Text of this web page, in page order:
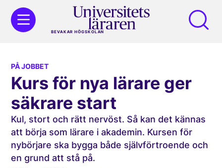
BEVAKAR HÖGSKOLAN
PÅ JOBBET
Kurs för nya lärare ger
säkrare start
Kul, stort och rätt nervöst. Så kan det kännas
att börja som lärare i akademin. Kursen för
nybörjare ska bygga både självförtroende och
en grund att stå på.